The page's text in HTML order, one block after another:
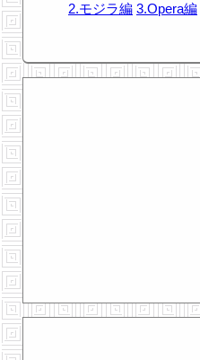
2.モジラ編 3.Opera編